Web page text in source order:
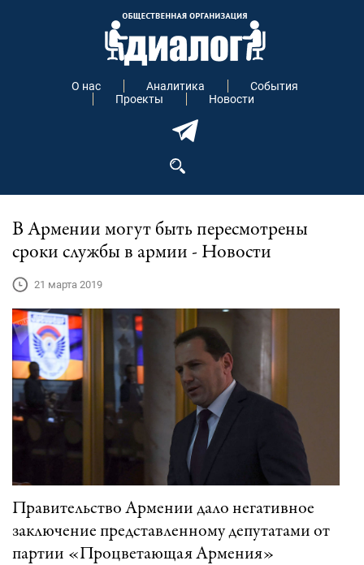
О нас Аналитика
События
Проекты
Новости
В Армении могут быть пересмотрены
сроки службы в армии - Новости
21 марта 2019
Правительство Армении дало негативное
заключение представленному депутатами от
партии «Процветающая Армения»